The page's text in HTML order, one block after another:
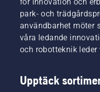
park- och
användbarhet möter
våra ledande
och robotteknik leder
Upptäck